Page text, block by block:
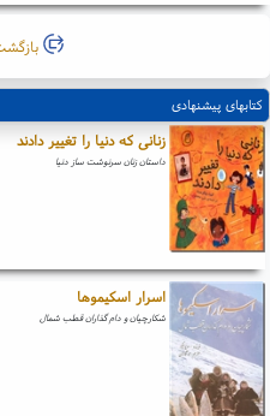
کتابهای پیشنهادی
زنانی که دنیا را تغییر دادند
داستان زنان سرنوشت ساز دنیا
اسرار اسکیموها
شکارچیان و دام گذاران قطب شمال